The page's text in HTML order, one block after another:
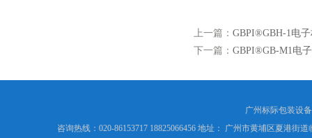
上一篇： GBPI®GBH-1电
下一篇： GBPI®GB-M1电
广州标际包装设
咨询热线：020-86153717 18825066456 地址： 广州市黄埔区夏港街